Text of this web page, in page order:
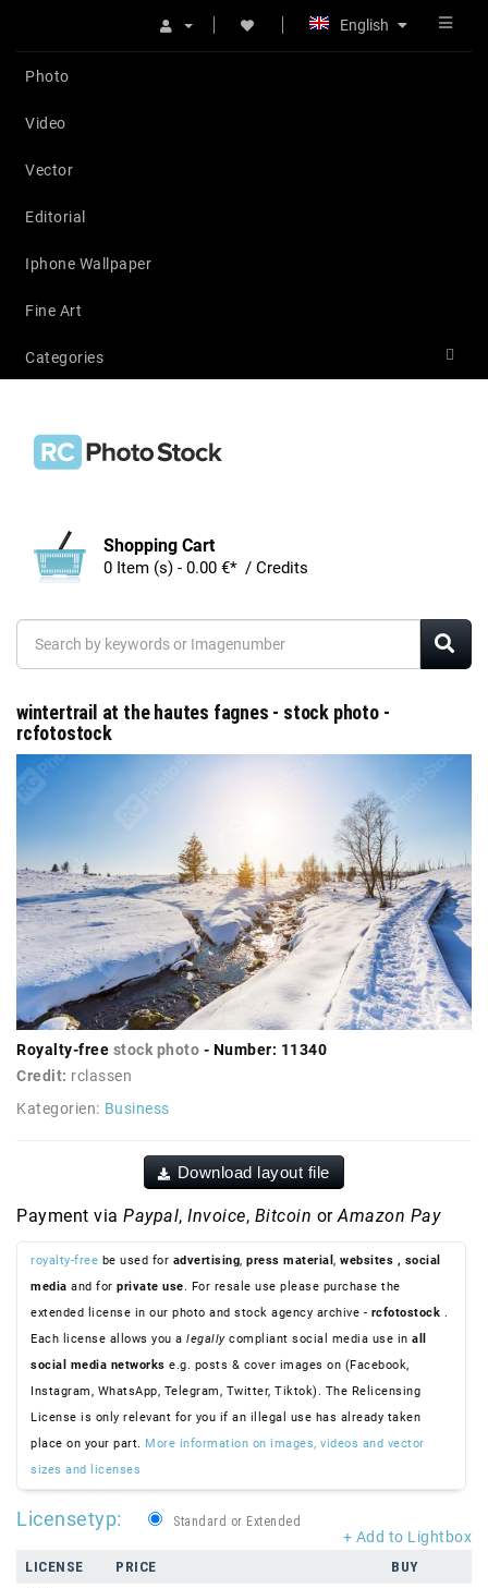
English
Photo
Video
Vector
Editorial
Iphone Wallpaper
Fine Art
Categories
Shopping Cart
0 Item (s) - 0.00 €* / Credits
wintertrail at the hautes fagnes - stock photo -
rcfotostock
Royalty-free stock photo - Number: 11340
Credit: rclassen
Kategorien: Business
Download layout file
Payment via Paypal, Invoice, Bitcoin or Amazon Pay
royalty-free be used for advertising, press material , websites , social
media and for private use. For resale use please purchase the
extended license in our photo and stock agency archive - rcfotostock .
Each license allows you a legallycompliant social media use in all
social media networks e.g. posts & cover images on (Facebook,
Instagram, WhatsApp, Telegram, Twitter, Tiktok). The Relicensing
License is only relevant for you if an illegal use has already taken
place on your part. More information on images, videos and vector
sizes and licenses
+ Add to Lightbox
Licensetyp: Standard or Extended
LICENSE PRICE
BUY